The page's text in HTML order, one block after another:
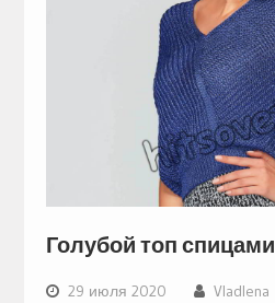
Голубой топ спицами
29 июля 2020 Vladlena